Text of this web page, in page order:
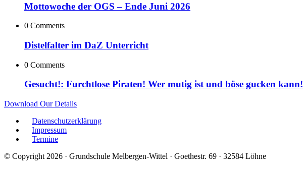
Mottowoche der OGS – Ende Juni 2026
0 Comments
Distelfalter im DaZ Unterricht
0 Comments
Gesucht!: Furchtlose Piraten! Wer mutig ist und böse gucken kann!
Download Our Details
Datenschutzerklärung
Impressum
Termine
© Copyright 2026 · Grundschule Melbergen-Wittel · Goethestr. 69 · 32584 Löhne